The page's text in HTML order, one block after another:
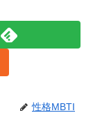
性格MBTI